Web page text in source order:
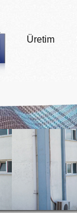
Üretim